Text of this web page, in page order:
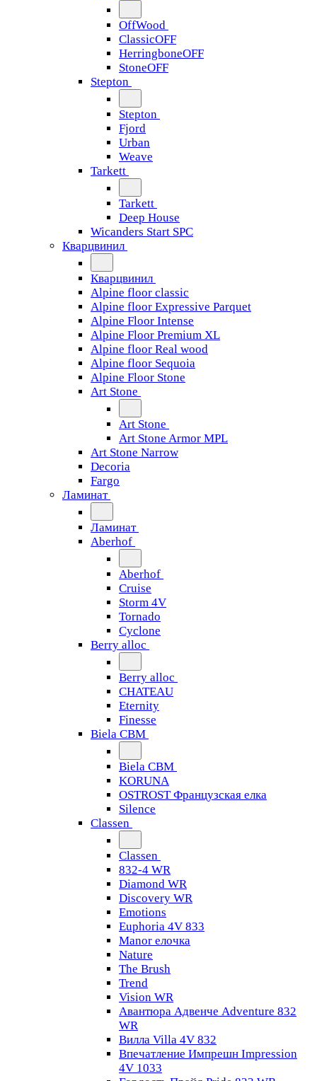
OffWood
ClassicOFF
HerringboneOFF
StoneOFF
Stepton
Stepton
Fjord
Urban
Weave
Tarkett
Tarkett
Deep House
Wicanders Start SPC
Кварцвинил
Кварцвинил
Alpine floor classic
Alpine floor Expressive Parquet
Alpine Floor Intense
Alpine Floor Premium XL
Alpine floor Real wood
Alpine floor Sequoia
Alpine Floor Stone
Art Stone
Art Stone
Art Stone Armor MPL
Art Stone Narrow
Decoria
Fargo
Ламинат
Ламинат
Aberhof
Aberhof
Cruise
Storm 4V
Tornado
Сyclone
Berry alloc
Berry alloc
CHATEAU
Eternity
Finesse
Biela CBM
Biela CBM
KORUNA
OSTROST Французская елка
Silence
Classen
Classen
832-4 WR
Diamond WR
Discovery WR
Emotions
Euphoria 4V 833
Manor елочка
Nature
The Brush
Trend
Vision WR
Авантюра Адвенче Adventure 832
WR
Вилла Villa 4V 832
Впечатление Импрешн Impression
4V 1033